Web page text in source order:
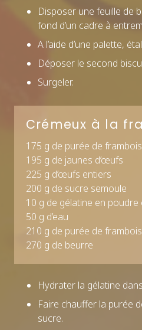
Disposer une feuille de
fond d’un cadre à
A l’aide d’une palette,
Déposer le second
Surgeler.
Crémeux à la
175 g de purée de
195 g de jaunes d’œufs
225 g d’œufs entiers
200 g de sucre semoule
10 g de gélatine en
50 g d’eau
210 g de purée de
270 g de beurre
Hydrater la gélatine
Faire chauffer la purée
sucre.